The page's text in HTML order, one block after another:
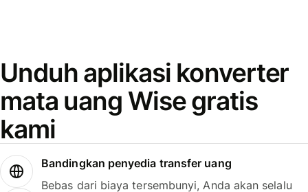
Unduh aplikasi konverter
mata uang Wise gratis
kami
Bandingkan penyedia transfer uang
Bebas dari biaya tersembunyi, Anda akan selalu